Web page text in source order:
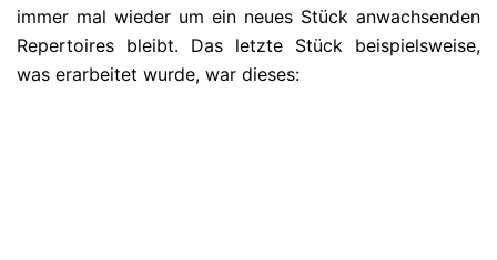
immer mal wieder um ein neues Stück anwachsenden
Repertoires bleibt. Das letzte Stück beispielsweise,
was erarbeitet wurde, war dieses: